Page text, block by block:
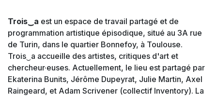
Trois‿a est un espace de travail partagé et de
programmation artistique épisodique, situé au 3A rue
de Turin, dans le quartier Bonnefoy, à Toulouse.
Trois‿a accueille des artistes, critiques d'art et
chercheur·euses. Actuellement, le lieu est partagé par
Ekaterina Bunits, Jérôme Dupeyrat, Julie Martin, Axel
Raingeard, et Adam Scrivener (collectif Inventory). La